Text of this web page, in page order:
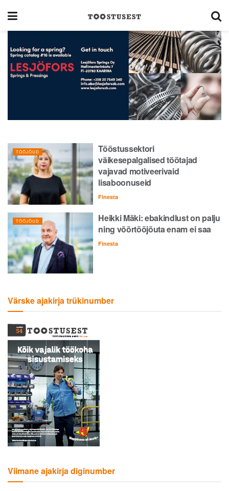
TÖÖJÕUD
Tööstussektori
väikesepalgalised töötajad
vajavad motiveerivaid
lisaboonuseid
Finesta
TÖÖJÕUD
Heikki Mäki: ebakindlust on palju
ning võõrtööjõuta enam ei saa
Finesta
Värske ajakirja trükinumber
Viimane ajakirja diginumber